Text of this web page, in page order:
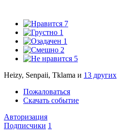
7
1
1
2
5
Heizy, Senpaii, Tklama и 13 других
Пожаловаться
Скачать событие
Авторизация
Подписчики 1